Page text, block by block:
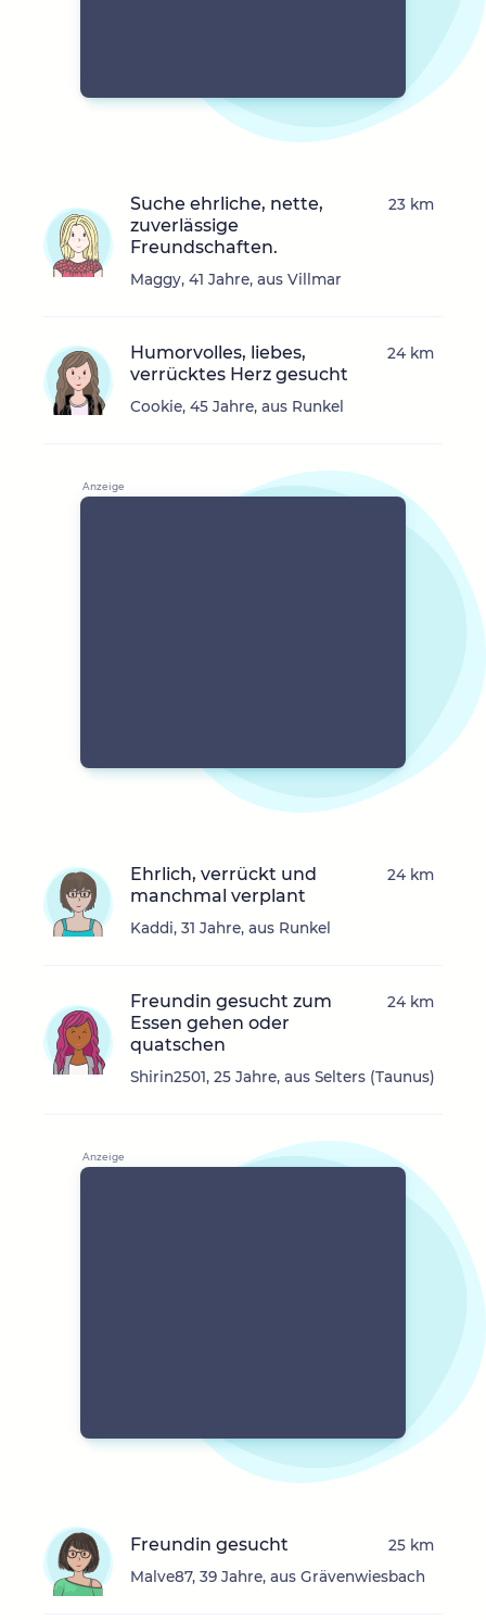
Suche ehrliche, nette,
zuverlässige
Freundschaften.
Maggy, 41 Jahre, aus Villmar
23 km
Humorvolles, liebes,
verrücktes Herz gesucht
Cookie, 45 Jahre, aus Runkel
24 km
Ehrlich, verrückt und
manchmal verplant
Kaddi, 31 Jahre, aus Runkel
24 km
Freundin gesucht zum
Essen gehen oder
quatschen
Shirin2501, 25 Jahre, aus Selters (Taunus)
24 km
Freundin gesucht
Malve87, 39 Jahre, aus Grävenwiesbach
25 km